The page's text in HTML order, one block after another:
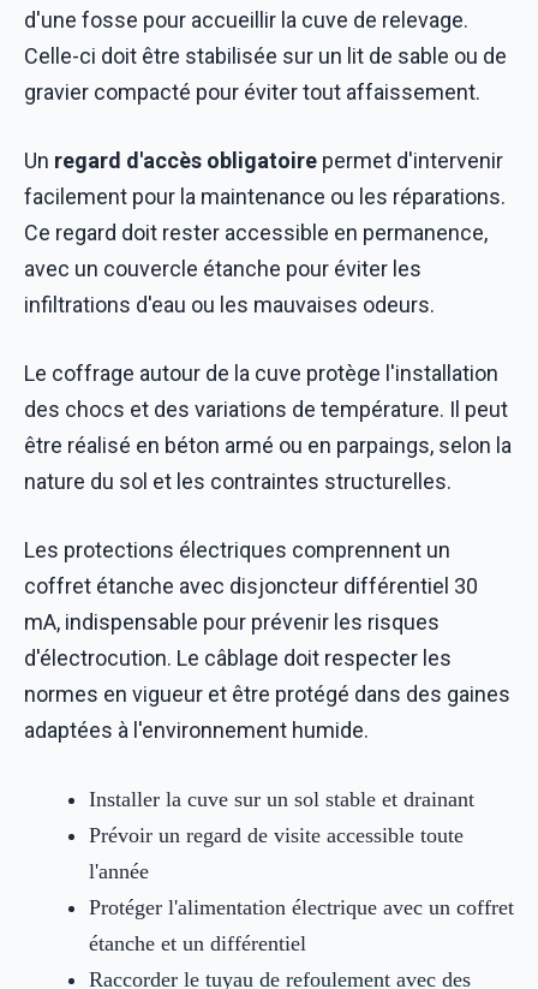
d'une fosse pour accueillir la cuve de relevage.
Celle-ci doit être stabilisée sur un lit de sable ou de
gravier compacté pour éviter tout affaissement.
Un regard d'accès obligatoire permet d'intervenir
facilement pour la maintenance ou les réparations.
Ce regard doit rester accessible en permanence,
avec un couvercle étanche pour éviter les
infiltrations d'eau ou les mauvaises odeurs.
Le coffrage autour de la cuve protège l'installation
des chocs et des variations de température. Il peut
être réalisé en béton armé ou en parpaings, selon la
nature du sol et les contraintes structurelles.
Les protections électriques comprennent un
coffret étanche avec disjoncteur différentiel 30
mA, indispensable pour prévenir les risques
d'électrocution. Le câblage doit respecter les
normes en vigueur et être protégé dans des gaines
adaptées à l'environnement humide.
Installer la cuve sur un sol stable et drainant
Prévoir un regard de visite accessible toute
l'année
Protéger l'alimentation électrique avec un coffret
étanche et un différentiel
Raccorder le tuyau de refoulement avec des